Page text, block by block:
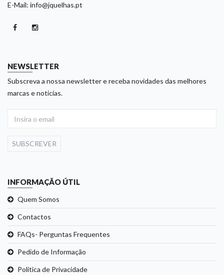
E-Mail: info@jquelhas.pt
NEWSLETTER
Subscreva a nossa newsletter e receba novidades das melhores
marcas e noticias.
SUBSCREVER
INFORMAÇÃO ÚTIL
Quem Somos
Contactos
FAQs- Perguntas Frequentes
Pedido de Informação
Politica de Privacidade